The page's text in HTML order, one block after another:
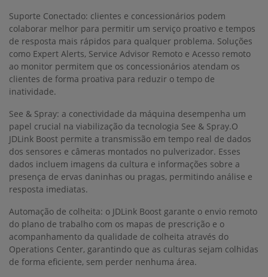
Suporte Conectado: clientes e concessionários podem
colaborar melhor para permitir um serviço proativo e tempos
de resposta mais rápidos para qualquer problema. Soluções
como Expert Alerts, Service Advisor Remoto e Acesso remoto
ao monitor permitem que os concessionários atendam os
clientes de forma proativa para reduzir o tempo de
inatividade.
See & Spray: a conectividade da máquina desempenha um
papel crucial na viabilização da tecnologia See & Spray.O
JDLink Boost permite a transmissão em tempo real de dados
dos sensores e câmeras montados no pulverizador. Esses
dados incluem imagens da cultura e informações sobre a
presença de ervas daninhas ou pragas, permitindo análise e
resposta imediatas.
Automação de colheita: o JDLink Boost garante o envio remoto
do plano de trabalho com os mapas de prescrição e o
acompanhamento da qualidade de colheita através do
Operations Center, garantindo que as culturas sejam colhidas
de forma eficiente, sem perder nenhuma área.